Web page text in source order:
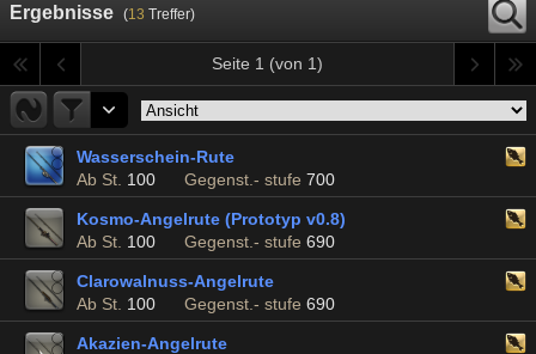
Ergebnisse (13 Treffer)
Seite 1 (von 1)
Wasserschein-Rute
Ab St. 100 Gegenst.- stufe 700
Kosmo-Angelrute (Prototyp v0.8)
Ab St. 100 Gegenst.- stufe 690
Clarowalnuss-Angelrute
Ab St. 100 Gegenst.- stufe 690
Akazien-Angelrute